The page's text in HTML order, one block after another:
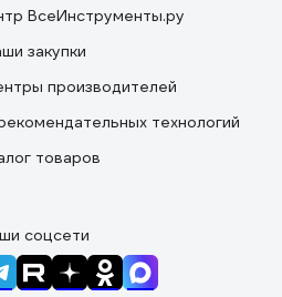
ВсеИнструменты.ру
закупки
производителей
технологий
товаров
соцсети